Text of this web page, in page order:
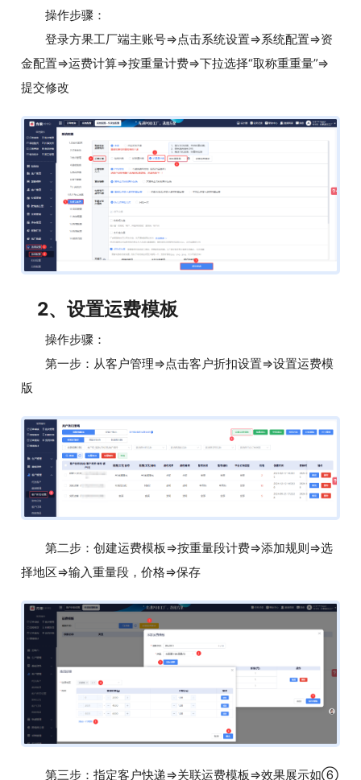
操作步骤：
登录方果工厂端主账号=>点击系统设置=>系统配置=>资
金配置=>运费计算=>按重量计费=>下拉选择“取称重重量”=>
提交修改
2、设置运费模板
操作步骤：
第一步：从客户管理=>点击客户折扣设置=>设置运费模
版
第二步：创建运费模板=>按重量段计费=>添加规则=>选
择地区=>输入重量段，价格=>保存
第三步：指定客户快递=>关联运费模板=>效果展示如⑥